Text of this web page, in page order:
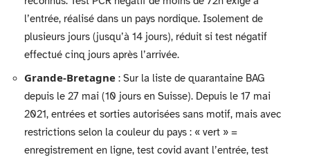
l’entrée, réalisé dans un pays nordique. Isolement de
plusieurs jours (jusqu’à 14 jours), réduit si test négatif
effectué cinq jours après l’arrivée.
Grande-Bretagne : Sur la liste de quarantaine BAG
depuis le 27 mai (10 jours en Suisse). Depuis le 17 mai
2021, entrées et sorties autorisées sans motif, mais avec
restrictions selon la couleur du pays : « vert » =
enregistrement en ligne, test covid avant l’entrée, test